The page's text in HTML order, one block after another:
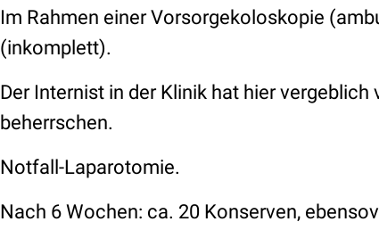
Im Rahmen einer Vorsorgekoloskopie
(inkomplett).
Der Internist in der Klinik hat hier
beherrschen.
Notfall-Laparotomie.
Nach 6 Wochen: ca. 20 Konserven,